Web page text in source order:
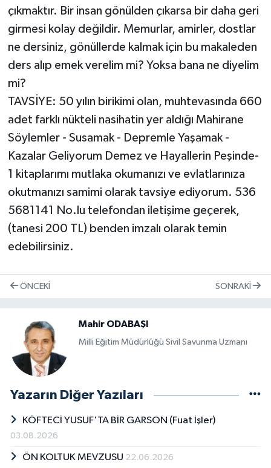
çıkmaktır. Bir insan gönülden çıkarsa bir daha geri
girmesi kolay değildir. Memurlar, amirler, dostlar
ne dersiniz, gönüllerde kalmak için bu makaleden
ders alıp emek verelim mi? Yoksa bana ne diyelim
mi?
TAVSİYE: 50 yılın birikimi olan, muhtevasında 660
adet farklı nükteli nasihatin yer aldığı Mahirane
Söylemler - Susamak - Depremle Yaşamak -
Kazalar Geliyorum Demez ve Hayallerin Peşinde-
1 kitaplarımı mutlaka okumanızı ve evlatlarınıza
okutmanızı samimi olarak tavsiye ediyorum. 536
5681141 No.lu telefondan iletişime geçerek,
(tanesi 200 TL) benden imzalı olarak temin
edebilirsiniz.
ÖNCEKI SONRAKI
Mahir ODABAŞI
Mil­li Eği­tim Mü­dür­lü­ğü Si­vil Sa­vun­ma Uz­ma­nı
Yazarın Diğer Yazıları
KÖFTECİ YUSUF'TA BİR GARSON (Fuat İşler)
03.08.2026
ÖN KOLTUK MEVZUSU 22.06.2026